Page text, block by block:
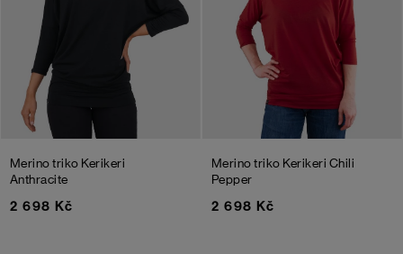
Merino triko Kerikeri
Anthracite
2 698 Kč
Merino triko Kerikeri Chili
Pepper
2 698 Kč